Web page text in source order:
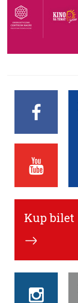
Facebook
ECN
Youtube
ECN
Kup bilet
Instagram
ECN